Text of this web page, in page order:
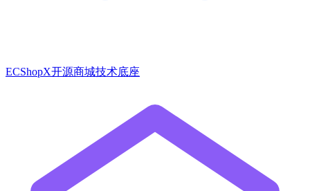
ECShopX开源商城技术底座